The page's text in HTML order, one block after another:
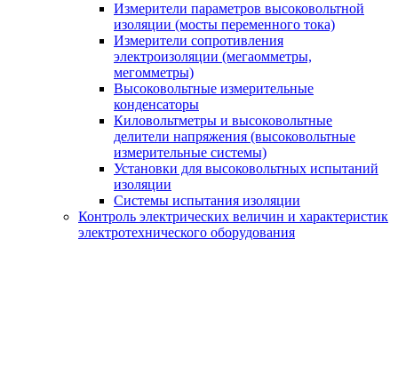
Измерители параметров высоковольтной
изоляции (мосты переменного тока)
Измерители сопротивления
электроизоляции (мегаомметры,
мегомметры)
Высоковольтные измерительные
конденсаторы
Киловольтметры и высоковольтные
делители напряжения (высоковольтные
измерительные системы)
Установки для высоковольтных испытаний
изоляции
Системы испытания изоляции
Контроль электрических величин и характеристик
электротехнического оборудования